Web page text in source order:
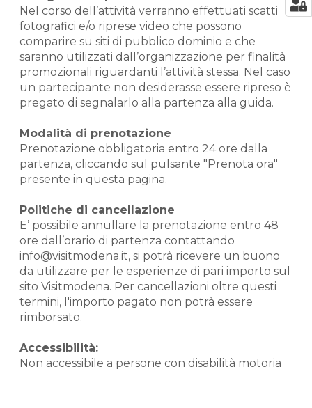
Nel corso dell’attività verranno effettuati scatti
fotografici e/o riprese video che possono
comparire su siti di pubblico dominio e che
saranno utilizzati dall’organizzazione per finalità
promozionali riguardanti l’attività stessa. Nel caso
un partecipante non desiderasse essere ripreso è
pregato di segnalarlo alla partenza alla guida.
Modalità di prenotazione
Prenotazione obbligatoria entro 24 ore dalla
partenza, cliccando sul pulsante "Prenota ora"
presente in questa pagina.
Politiche di cancellazione
E’ possibile annullare la prenotazione entro 48
ore dall’orario di partenza contattando
info@visitmodena.it, si potrà ricevere un buono
da utilizzare per le esperienze di pari importo sul
sito Visitmodena. Per cancellazioni oltre questi
termini, l'importo pagato non potrà essere
rimborsato.
Accessibilità:
Non accessibile a persone con disabilità motoria